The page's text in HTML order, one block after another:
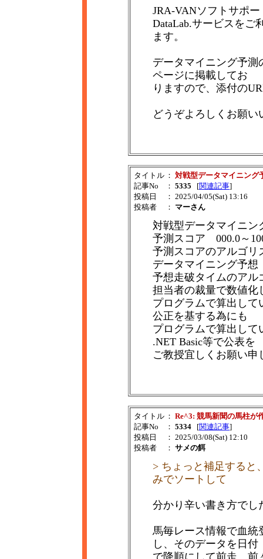
JRA-VANソフトサポ
DataLab.サービスをご
ます。
データマイニング予
ページに掲載してお
りますので、添付の
どうぞよろしくお願い
タイトル ： 対戦型データマイニング
記事No
： 5335 [関連記事]
投稿日
： 2025/04/05(Sat) 13:16
投稿者
： マーさん
対戦型データマイニン
予測スコア 000.0～
予測スコアのアルゴリ
データマイニング予想
予想走破タイムのアル
担当者の裁量で数値化
プログラムで算出して
公正を基する為にも
プログラムで算出して
.NET Basic等で公表を
ご教授宜しくお願い申
タイトル ： Re^3: 競馬新聞の馬柱が
記事No
： 5334 [関連記事]
投稿日
： 2025/03/08(Sat) 12:10
投稿者
： サメの餌
> ちょっと補足すると
みでソートして
分かり辛い書き方でし
馬毎レース情報で血統
し、そのデータを日付
で降順にして前走、前